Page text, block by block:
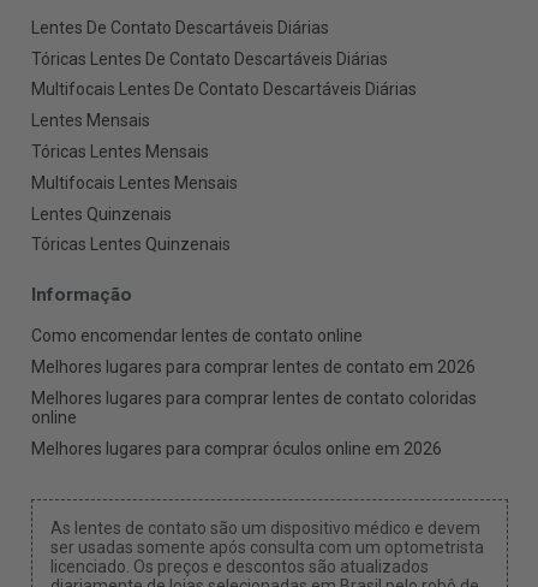
Lentes De Contato Descartáveis Diárias
Tóricas Lentes De Contato Descartáveis Diárias
Multifocais Lentes De Contato Descartáveis Diárias
Lentes Mensais
Tóricas Lentes Mensais
Multifocais Lentes Mensais
Lentes Quinzenais
Tóricas Lentes Quinzenais
Informação
Como encomendar lentes de contato online
Melhores lugares para comprar lentes de contato em 2026
Melhores lugares para comprar lentes de contato coloridas
online
Melhores lugares para comprar óculos online em 2026
As lentes de contato são um dispositivo médico e devem
ser usadas somente após consulta com um optometrista
licenciado. Os preços e descontos são atualizados